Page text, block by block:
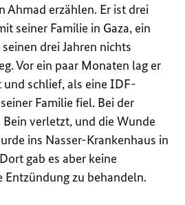
Ahmad erzählen. Er ist drei
seiner Familie in Gaza, ein
drei Jahren nichts
Vor ein paar Monaten lag er
und schlief, als eine IDF-
Familie fiel. Bei der
verletzt, und die Wunde
ins Nasser-Krankenhaus in
gab es aber keine
Entzündung zu behandeln.